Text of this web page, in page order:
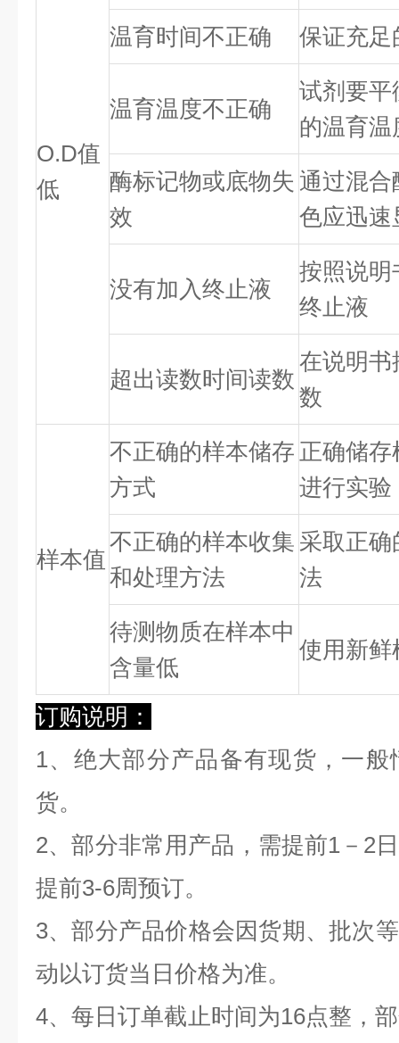
O.D值
低
温育时间不正确 保证充足
温育温度不正确
试剂要平
的温育温
酶标记物或底物失
效
通过混
色应迅速
没有加入终止液
按照说明
终止液
超出读数时间读数
在说明书
数
样本值
不正确的样本储存
方式
正确储
进行实验
不正确的样本收集
和处理方法
采取正
法
待测物质在样本中
含量低
使用新鲜
订购说明：
1、绝大部分产品备有现货，一
货。
2、部分非常用产品，需提前1－2
提前3-6周预订。
3、部分产品价格会因货期、批次
动以订货当日价格为准。
4、每日订单截止时间为16点整，